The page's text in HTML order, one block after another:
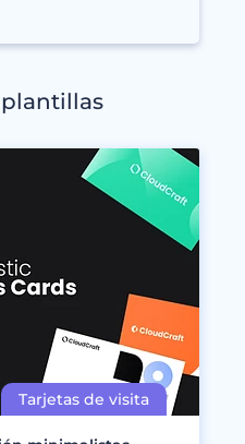
plantillas